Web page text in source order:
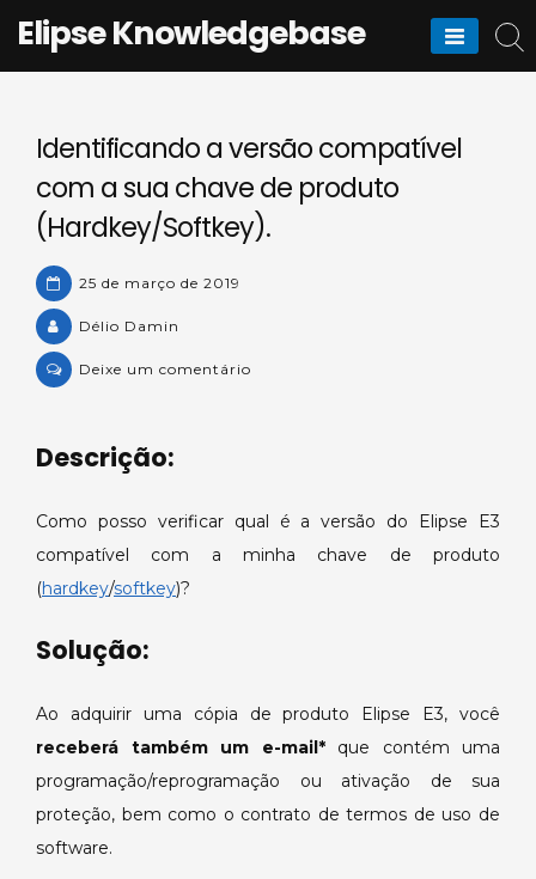
Elipse Knowledgebase
Identificando a versão compatível
com a sua chave de produto
(Hardkey/Softkey).
25 de março de 2019
Délio Damin
Deixe um comentário
sua
Descrição:
Como posso verificar qual é a versão do Elipse E3
compatível com a minha chave de produto
(hardkey/softkey)?
Solução:
Ao adquirir uma cópia de produto Elipse E3, você
receberá também um e-mail*que contém uma
programação/reprogramação ou ativação de sua
proteção, bem como o contrato de termos de uso de
software.